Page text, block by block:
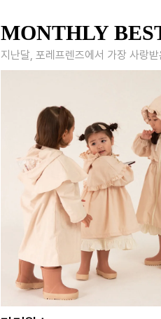
MONTHLY
지난달, 포레프렌즈에서 가장 사랑